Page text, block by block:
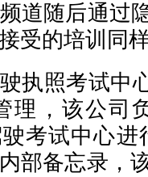
道随后通过
受的培训同
执照考试中
理，该公司
考试中心进
部备忘录，